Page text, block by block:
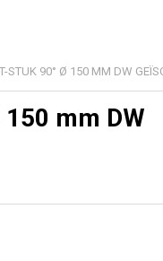
T-STUK 90° Ø 150 MM DW
mm DW